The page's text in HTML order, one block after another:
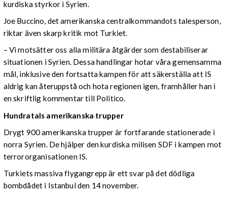
kurdiska styrkor i Syrien.
Joe Buccino, det amerikanska centralkommandots talesperson,
riktar även skarp kritik mot Turkiet.
– Vi motsätter oss alla militära åtgärder som destabiliserar
situationen i Syrien. Dessa handlingar hotar våra gemensamma
mål, inklusive den fortsatta kampen för att säkerställa att IS
aldrig kan återuppstå och hota regionen igen, framhåller han i
en skriftlig kommentar till Politico.
Hundratals amerikanska trupper
Drygt 900 amerikanska trupper är fortfarande stationerade i
norra Syrien. De hjälper den kurdiska milisen SDF i kampen mot
terrororganisationen IS.
Turkiets massiva flygangrepp är ett svar på det dödliga
bombdådet i Istanbul den 14 november.